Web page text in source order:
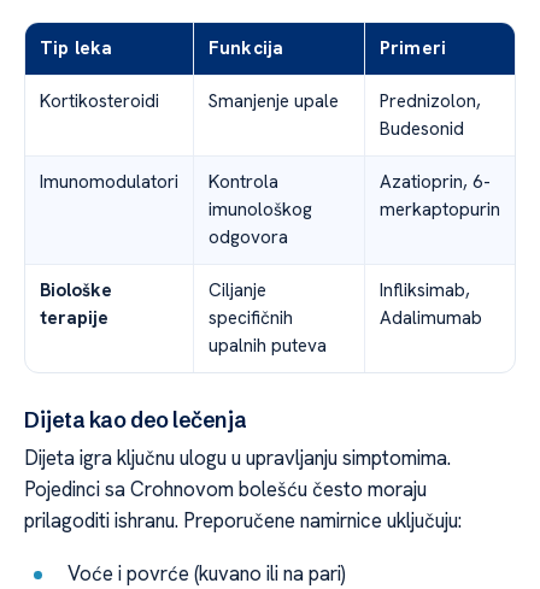
Tip leka Funkcija Primeri
Kortikosteroidi Smanjenje upale
Prednizolon,
Budesonid
Imunomodulatori
Kontrola
imunološkog
odgovora
Azatioprin, 6-
merkaptopurin
Biološke
terapije
Ciljanje
specifičnih
upalnih puteva
Infliksimab,
Adalimumab
Dijeta kao deo lečenja
Dijeta igra ključnu ulogu u upravljanju simptomima.
Pojedinci sa Crohnovom bolešću često moraju
prilagoditi ishranu. Preporučene namirnice uključuju:
Voće i povrće (kuvano ili na pari)